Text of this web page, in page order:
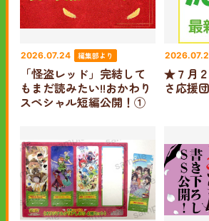
2026.07.24 編集部より
「怪盗レッド」完結して
もまだ読みたい!!おかわり
スペシャル短編公開！①
★７月
さ応援